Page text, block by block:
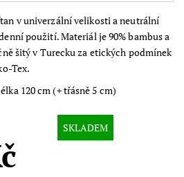
v univerzální velikosti a neutrální
použití. Materiál je 90% bambus a
šitý v Turecku za etických podmínek
Tex.
120 cm (+ třásně 5 cm)
SKLADEM